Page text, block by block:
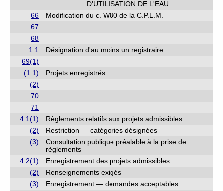
D'UTILISATION DE L'EAU
66
Modification du c. W80 de la C.P.L.M.
67
68
1.1
Désignation d'au moins un registraire
69(1)
(1.1)
Projets enregistrés
(2)
70
71
4.1(1)
Règlements relatifs aux projets admissibles
(2)
Restriction — catégories désignées
(3)
Consultation publique préalable à la prise de
règlements
4.2(1)
Enregistrement des projets admissibles
(2)
Renseignements exigés
(3)
Enregistrement — demandes acceptables